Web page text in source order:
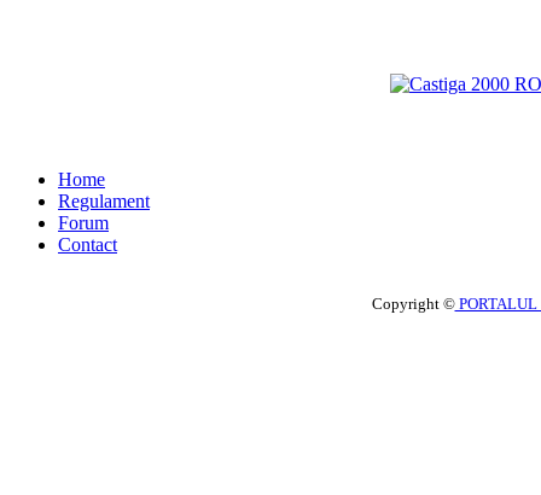
Home
Regulament
Forum
Contact
Copyright ©PORTALUL